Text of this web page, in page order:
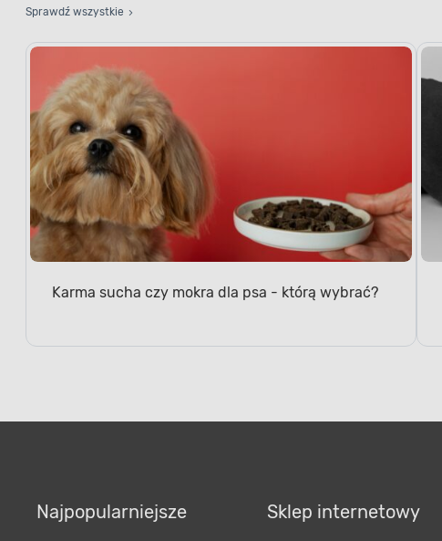
Sprawdź wszystkie
Karma sucha czy mokra dla psa - którą wybrać?
Najpopularniejsze Sklep internetowy